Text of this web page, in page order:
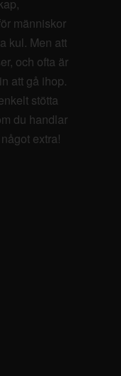
människor
kul. Men att
och ofta är
att gå ihop.
stötta
du handlar
extra!